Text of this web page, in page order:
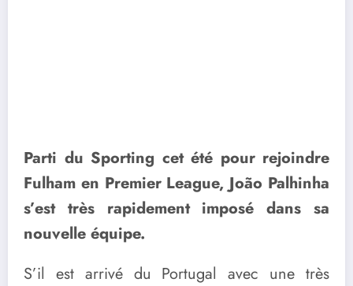
Parti du Sporting cet été pour rejoindre
Fulham en Premier League, João Palhinha
s’est très rapidement imposé dans sa
nouvelle équipe.
S’il est arrivé du Portugal avec une très